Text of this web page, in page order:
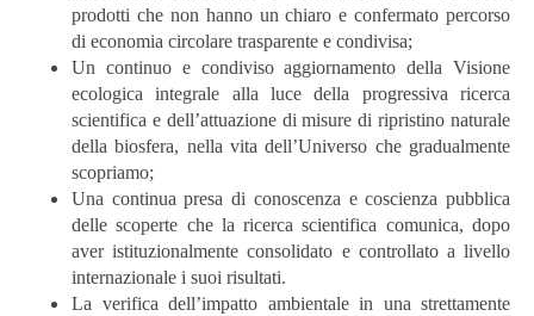
prodotti che non hanno un chiaro e confermato percorso
di economia circolare trasparente e condivisa;
Un continuo e condiviso aggiornamento della Visione
ecologica integrale alla luce della progressiva ricerca
scientifica e dell’attuazione di misure di ripristino naturale
della biosfera, nella vita dell’Universo che gradualmente
scopriamo;
Una continua presa di conoscenza e coscienza pubblica
delle scoperte che la ricerca scientifica comunica, dopo
aver istituzionalmente consolidato e controllato a livello
internazionale i suoi risultati.
La verifica dell’impatto ambientale in una strettamente